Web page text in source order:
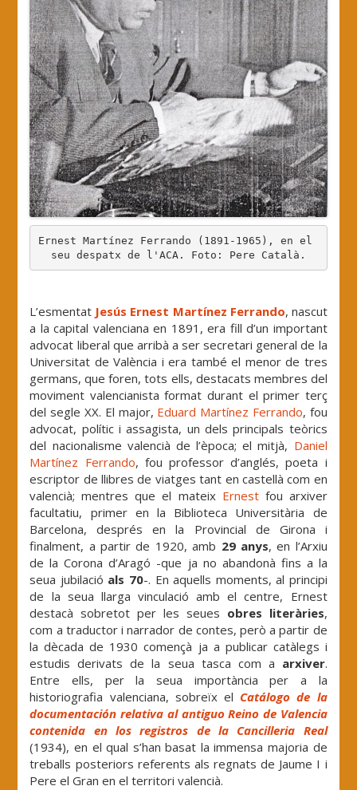
Ernest Martínez Ferrando (1891-1965), en el
seu despatx de l'ACA. Foto: Pere Català.
L’esmentat Jesús Ernest Martínez Ferrando, nascut
a la capital valenciana en 1891, era fill d’un important
advocat liberal que arribà a ser secretari general de la
Universitat de València i era també el menor de tres
germans, que foren, tots ells, destacats membres del
moviment valencianista format durant el primer terç
del segle XX. El major, Eduard Martínez Ferrando, fou
advocat, polític i assagista, un dels principals teòrics
del nacionalisme valencià de l’època; el mitjà, Daniel
Martínez Ferrando, fou professor d’anglés, poeta i
escriptor de llibres de viatges tant en castellà com en
valencià; mentres que el mateix Ernestfou arxiver
facultatiu, primer en la Biblioteca Universitària de
Barcelona, ​​després en la Provincial de Girona i
finalment, a partir de 1920, amb 29 anys, en l’Arxiu
de la Corona d’Aragó -que ja no abandonà fins a la
seua jubilació als 70-. En aquells moments, al principi
de la seua llarga vinculació amb el centre, Ernest
destacà sobretot per les seues obres literàries,
com a traductor i narrador de contes, però a partir de
la dècada de 1930 començà ja a publicar catàlegs i
estudis derivats de la seua tasca com a arxiver.
Entre ells, per la seua importància per a la
historiografia valenciana, sobreïx el Catálogo de la
documentación relativa al antiguo Reino de Valencia
contenida en los registros de la Cancilleria Real
(1934), en el qual s’han basat la immensa majoria de
treballs posteriors referents als regnats de Jaume I i
Pere el Gran en el territori valencià.